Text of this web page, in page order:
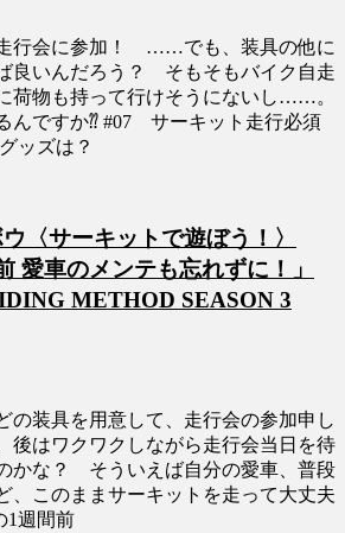
行会に参加！ ……でも、装具の他に
良いんだろう？ そもそもバイク自走
荷物も持って行けそうにないし……。
んですか⁇ #07 サーキット走行必須
ッズは？
〈サーキットで遊ぼう！〉
愛車のメンテも忘れずに！」
METHOD SEASON 3
の装具を用意して、走行会の参加申し
後はワクワクしながら走行会当日を待
な？ そういえば自分の愛車、普段
、このままサーキットを走って大丈夫
1週間前